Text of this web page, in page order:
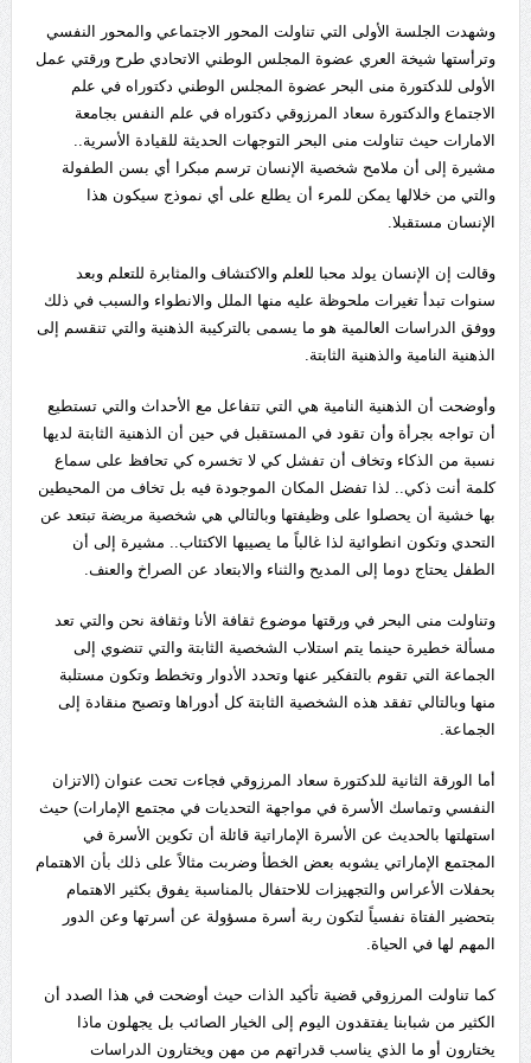
وشهدت الجلسة الأولى التي تناولت المحور الاجتماعي والمحور النفسي
وترأستها شيخة العري عضوة المجلس الوطني الاتحادي طرح ورقتي عمل
الأولى للدكتورة منى البحر عضوة المجلس الوطني دكتوراه في علم
الاجتماع والدكتورة سعاد المرزوقي دكتوراه في علم النفس بجامعة
الامارات حيث تناولت منى البحر التوجهات الحديثة للقيادة الأسرية..
مشيرة إلى أن ملامح شخصية الإنسان ترسم مبكرا أي بسن الطفولة
والتي من خلالها يمكن للمرء أن يطلع على أي نموذج سيكون هذا
الإنسان مستقبلا.
وقالت إن الإنسان يولد محبا للعلم والاكتشاف والمثابرة للتعلم وبعد
سنوات تبدأ تغيرات ملحوظة عليه منها الملل والانطواء والسبب في ذلك
ووفق الدراسات العالمية هو ما يسمى بالتركيبة الذهنية والتي تنقسم إلى
الذهنية النامية والذهنية الثابتة.
وأوضحت أن الذهنية النامية هي التي تتفاعل مع الأحداث والتي تستطيع
أن تواجه بجرأة وأن تقود في المستقبل في حين أن الذهنية الثابتة لديها
نسبة من الذكاء وتخاف أن تفشل كي لا تخسره كي تحافظ على سماع
كلمة أنت ذكي.. لذا تفضل المكان الموجودة فيه بل تخاف من المحيطين
بها خشية أن يحصلوا على وظيفتها وبالتالي هي شخصية مريضة تبتعد عن
التحدي وتكون انطوائية لذا غالباً ما يصيبها الاكتئاب.. مشيرة إلى أن
الطفل يحتاج دوما إلى المديح والثناء والابتعاد عن الصراخ والعنف.
وتناولت منى البحر في ورقتها موضوع ثقافة الأنا وثقافة نحن والتي تعد
مسألة خطيرة حينما يتم استلاب الشخصية الثابتة والتي تنضوي إلى
الجماعة التي تقوم بالتفكير عنها وتحدد الأدوار وتخطط وتكون مستلبة
منها وبالتالي تفقد هذه الشخصية الثابتة كل أدوراها وتصبح منقادة إلى
الجماعة.
أما الورقة الثانية للدكتورة سعاد المرزوقي فجاءت تحت عنوان (الاتزان
النفسي وتماسك الأسرة في مواجهة التحديات في مجتمع الإمارات) حيث
استهلتها بالحديث عن الأسرة الإماراتية قائلة أن تكوين الأسرة في
المجتمع الإماراتي يشوبه بعض الخطأ وضربت مثالاً على ذلك بأن الاهتمام
بحفلات الأعراس والتجهيزات للاحتفال بالمناسبة يفوق بكثير الاهتمام
بتحضير الفتاة نفسياً لتكون ربة أسرة مسؤولة عن أسرتها وعن الدور
المهم لها في الحياة.
كما تناولت المرزوقي قضية تأكيد الذات حيث أوضحت في هذا الصدد أن
الكثير من شبابنا يفتقدون اليوم إلى الخيار الصائب بل يجهلون ماذا
يختارون أو ما الذي يناسب قدراتهم من مهن ويختارون الدراسات